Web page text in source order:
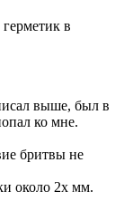
в
выше, был в
ко мне.
бритвы не
около 2х мм.